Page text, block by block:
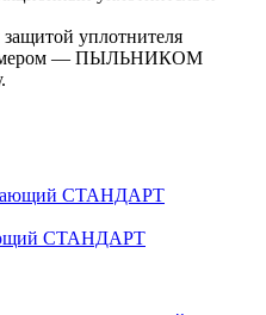
уплотнителя
— ПЫЛЬНИКОМ
СТАНДАРТ